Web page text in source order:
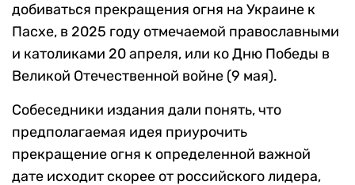
добиваться прекращения огня на Украине к
Пасхе, в 2025 году отмечаемой православными
и католиками 20 апреля, или ко Дню Победы в
Великой Отечественной войне (9 мая).
Собеседники издания дали понять, что
предполагаемая идея приурочить
прекращение огня к определенной важной
дате исходит скорее от российского лидера,